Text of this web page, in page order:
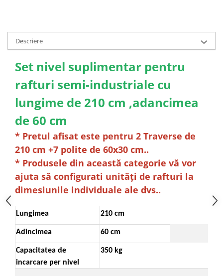
Descriere
Set nivel suplimentar pentru
rafturi semi-industriale cu
lungime de 210 cm ,adancimea
de 60 cm
* Pretul afisat este pentru 2 Traverse de
210 cm +7 polite de 60x30 cm..
* Produsele din această categorie vă vor
ajuta să configurati unități de rafturi la
dimesiunile individuale ale dvs..
Lungimea 210 cm
Adincimea 60 cm
Capacitatea de
incarcare per nivel
350 kg